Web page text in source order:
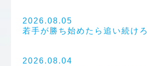
2026.08.05
若手が勝ち始めたら追い続けろ
2026.08.04